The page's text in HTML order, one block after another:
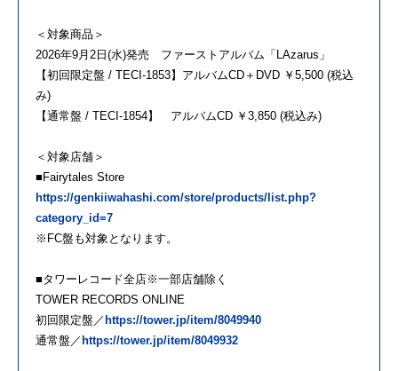
＜対象商品＞
2026年9月2日(水)発売 ファーストアルバム「LAzarus」
【初回限定盤 / TECI-1853】アルバムCD＋DVD ￥5,500 (税込
み)
【通常盤 / TECI-1854】 アルバムCD ￥3,850 (税込み)
＜対象店舗＞
■Fairytales Store
https://genkiiwahashi.com/store/products/list.php?
category_id=7
※FC盤も対象となります。
■タワーレコード全店※一部店舗除く
TOWER RECORDS ONLINE
初回限定盤／ https://tower.jp/item/8049940
通常盤／ https://tower.jp/item/8049932